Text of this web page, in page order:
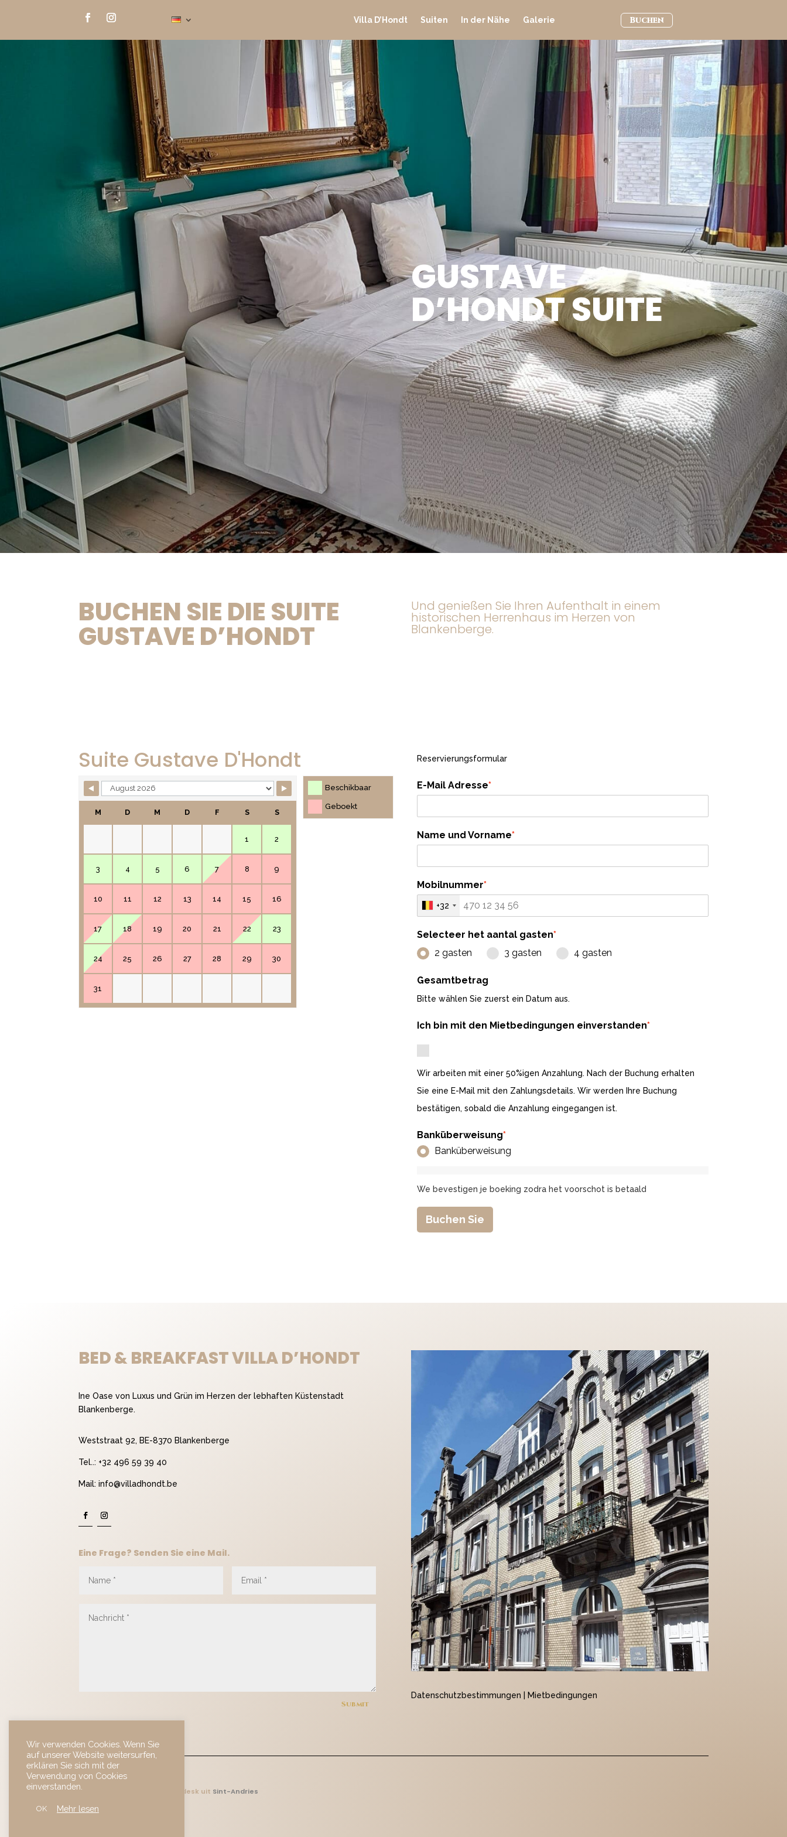
Villa D’Hondt Suiten In der Nähe Galerie Buchen
GUSTAVE
D’HONDT SUITE
BUCHEN SIE DIE SUITE
GUSTAVE D’HONDT
Und genießen Sie Ihren Aufenthalt in einem
historischen Herrenhaus im Herzen von
Blankenberge.
Skip Booking Form
Suite Gustave D'Hondt
Beschikbaar
Geboekt
M D M D F S S
1 2
3 4 5 6 7 8 9
10 11 12 13 14 15 16
17 18 19 20 21 22 23
24 25 26 27 28 29 30
31
Reservierungsformular
E-Mail Adresse*
Name und Vorname*
Mobilnummer*
+32
Selecteer het aantal gasten*
2 gasten
3 gasten 4 gasten
Gesamtbetrag
Bitte wählen Sie zuerst ein Datum aus.
Ich bin mit den Mietbedingungen einverstanden*
Wir arbeiten mit einer 50%igen Anzahlung. Nach der Buchung erhalten
Sie eine E-Mail mit den Zahlungsdetails. Wir werden Ihre Buchung
bestätigen, sobald die Anzahlung eingegangen ist.
Banküberweisung*
Banküberweisung
We bevestigen je boeking zodra het voorschot is betaald
Buchen Sie
BED & BREAKFAST VILLA D’HONDT
Ine Oase von Luxus und Grün im Herzen der lebhaften Küstenstadt
Blankenberge.
Weststraat 92, BE-8370 Blankenberge
Tel..: +32 496 59 39 40
Mail:info@villadhondt.be
Eine Frage? Senden Sie eine Mail.
Submit
Datenschutzbestimmungen Mietbedingungen
Website geboekt bij framingdesk uit Sint-Andries
Wir verwenden Cookies. Wenn Sie
auf unserer Website weitersurfen,
erklären Sie sich mit der
Verwendung von Cookies
einverstanden.
OK Mehr lesen